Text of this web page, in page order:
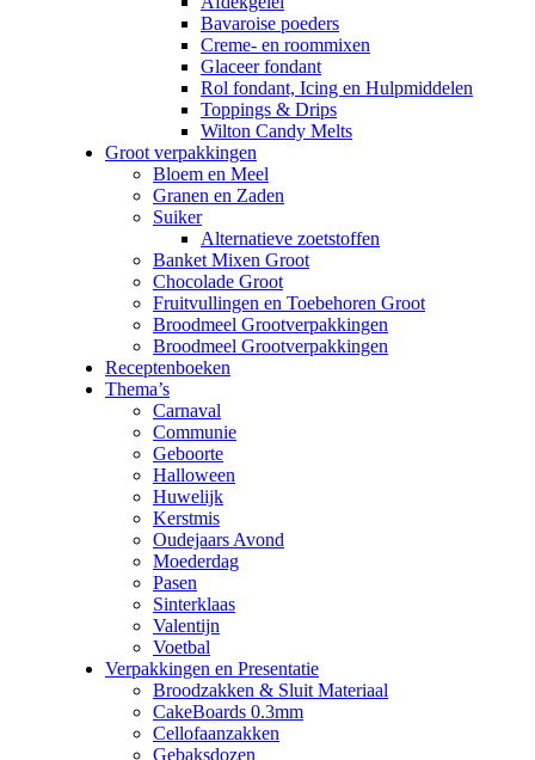
Bavaroise poeders
Creme- en roommixen
Glaceer fondant
Rol fondant, Icing en Hulpmiddelen
Toppings & Drips
Wilton Candy Melts
Groot verpakkingen
Bloem en Meel
Granen en Zaden
Suiker
Alternatieve zoetstoffen
Banket Mixen Groot
Chocolade Groot
Fruitvullingen en Toebehoren Groot
Broodmeel Grootverpakkingen
Broodmeel Grootverpakkingen
Receptenboeken
Thema’s
Carnaval
Communie
Geboorte
Halloween
Huwelijk
Kerstmis
Oudejaars Avond
Moederdag
Pasen
Sinterklaas
Valentijn
Voetbal
Verpakkingen en Presentatie
Broodzakken & Sluit Materiaal
CakeBoards 0.3mm
Cellofaanzakken
Gebaksdozen